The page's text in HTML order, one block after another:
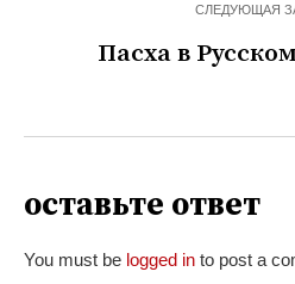
СЛЕДУЮЩАЯ
Пасха в
оставьте ответ
You must be logged in to post a